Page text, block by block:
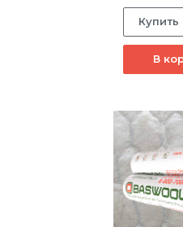
Купить
В